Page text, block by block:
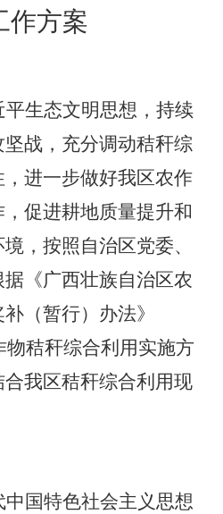
作方案
平生态文明思想，持续
战，充分调动秸秆综
进一步做好我区农作
促进耕地质量提升和
，按照自治区党委、
《广西壮族自治区农
（暂行）办法》
物秸秆综合利用实施方
我区秸秆综合利用现
中国特色社会主义思想